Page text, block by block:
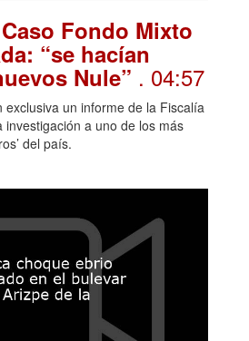
Fondo Mixto
“se hacían
Nule” . 04:57
exclusiva un informe de la Fiscalía
investigación a uno de los más
del país.